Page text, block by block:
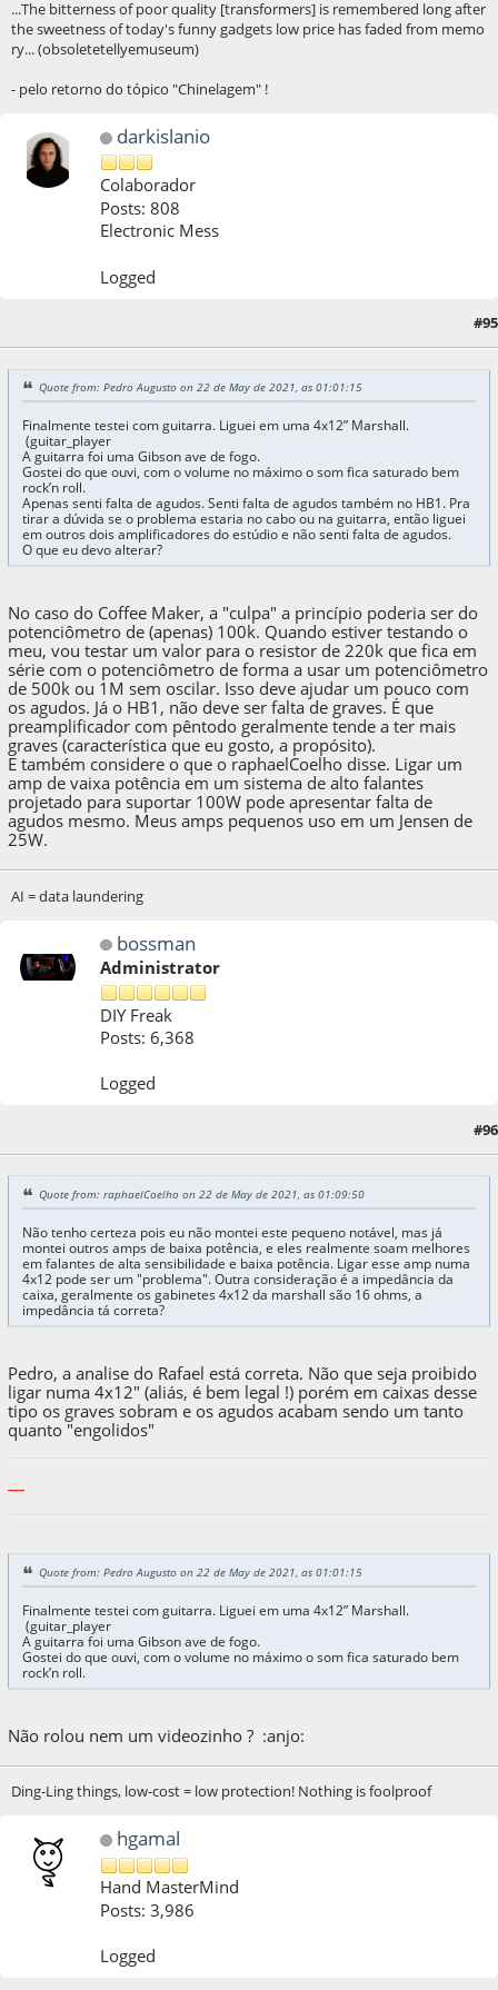
...The bitterness of poor quality [transformers] is remembered long after
the sweetness of today's funny gadgets low price has faded from memo
ry... (obsoletetellyemuseum)
- pelo retorno do tópico "Chinelagem" !
darkislanio
Colaborador
Posts: 808
Electronic Mess
Logged
#95
Quote from: Pedro Augusto on 22 de May de 2021, as 01:01:15
Finalmente testei com guitarra. Liguei em uma 4x12” Marshall.
(guitar_player
A guitarra foi uma Gibson ave de fogo.
Gostei do que ouvi, com o volume no máximo o som fica saturado bem
rock’n roll.
Apenas senti falta de agudos. Senti falta de agudos também no HB1. Pra
tirar a dúvida se o problema estaria no cabo ou na guitarra, então liguei
em outros dois amplificadores do estúdio e não senti falta de agudos.
O que eu devo alterar?
No caso do Coffee Maker, a "culpa" a princípio poderia ser do
potenciômetro de (apenas) 100k. Quando estiver testando o
meu, vou testar um valor para o resistor de 220k que fica em
série com o potenciômetro de forma a usar um potenciômetro
de 500k ou 1M sem oscilar. Isso deve ajudar um pouco com
os agudos. Já o HB1, não deve ser falta de graves. É que
preamplificador com pêntodo geralmente tende a ter mais
graves (característica que eu gosto, a propósito).
E também considere o que o raphaelCoelho disse. Ligar um
amp de vaixa potência em um sistema de alto falantes
projetado para suportar 100W pode apresentar falta de
agudos mesmo. Meus amps pequenos uso em um Jensen de
25W.
AI = data laundering
bossman
Administrator
DIY Freak
Posts: 6,368
Logged
#96
Quote from: raphaelCoelho on 22 de May de 2021, as 01:09:50
Não tenho certeza pois eu não montei este pequeno notável, mas já
montei outros amps de baixa potência, e eles realmente soam melhores
em falantes de alta sensibilidade e baixa potência. Ligar esse amp numa
4x12 pode ser um "problema". Outra consideração é a impedância da
caixa, geralmente os gabinetes 4x12 da marshall são 16 ohms, a
impedância tá correta?
Pedro, a analise do Rafael está correta. Não que seja proibido
ligar numa 4x12" (aliás, é bem legal !) porém em caixas desse
tipo os graves sobram e os agudos acabam sendo um tanto
quanto "engolidos"
-----
Quote from: Pedro Augusto on 22 de May de 2021, as 01:01:15
Finalmente testei com guitarra. Liguei em uma 4x12” Marshall.
(guitar_player
A guitarra foi uma Gibson ave de fogo.
Gostei do que ouvi, com o volume no máximo o som fica saturado bem
rock’n roll.
Não rolou nem um videozinho ? :anjo:
Ding-Ling things, low-cost = low protection! Nothing is foolproof
hgamal
Hand MasterMind
Posts: 3,986
Logged